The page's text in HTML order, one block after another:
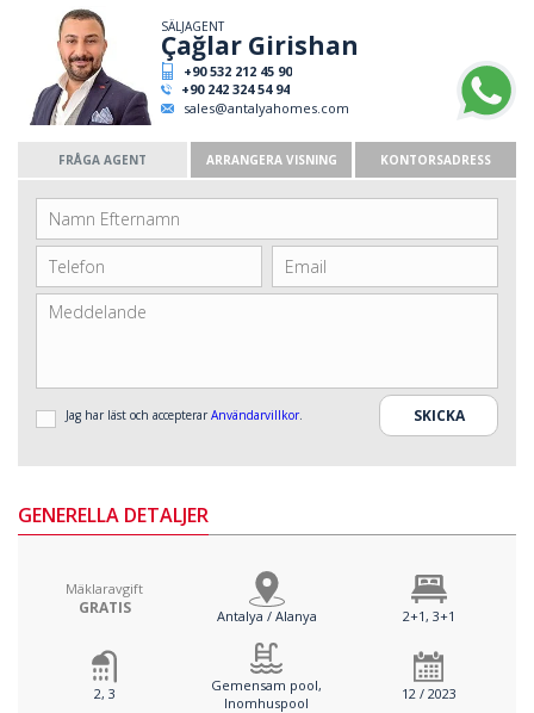
SÄLJAGENT
Çağlar Girishan
+90 532 212 45 90
+90 242 324 54 94
sales@antalyahomes.com
FRÅGA AGENT ARRANGERA VISNING KONTORSADRESS
Jag har läst och accepterar Användarvillkor.
GENERELLA DETALJER
Mäklaravgift
GRATIS Antalya / Alanya 2+1, 3+1
2, 3
Gemensam pool,
Inomhuspool
12 / 2023